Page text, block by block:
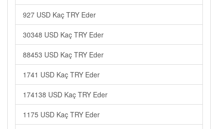
927 USD Kaç TRY Eder
30348 USD Kaç TRY Eder
88453 USD Kaç TRY Eder
1741 USD Kaç TRY Eder
174138 USD Kaç TRY Eder
1175 USD Kaç TRY Eder